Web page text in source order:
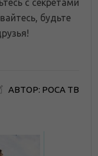
с секретами
будьте
АВТОР: РОСА ТВ